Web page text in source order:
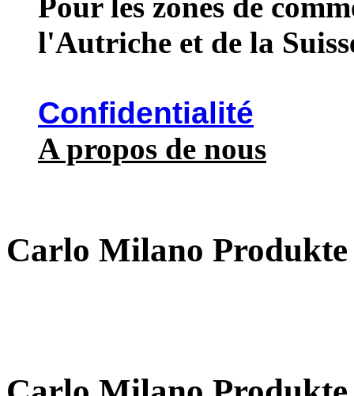
l'Autriche et de la
Confidentialité
A propos de nous
Carlo Milano